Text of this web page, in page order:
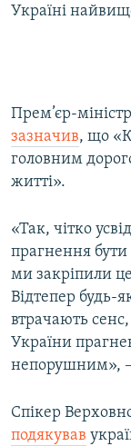
Україні
Прем’єр-
зазначив, що
головним
житті».
«Так, чітко
прагнення бути
ми закріпили
Відтепер будь-
втрачають
України
непорушним», –
Спікер
подякував